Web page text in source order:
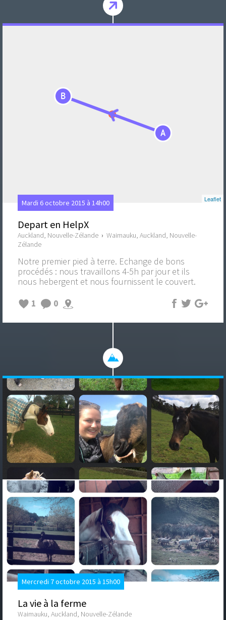
A
B
Leaflet
Mardi 6 octobre 2015 à 14h00
Depart en HelpX
Auckland, Nouvelle-Zélande › Waimauku, Auckland, Nouvelle-
Zélande
Notre premier pied à terre. Echange de bons
procédés : nous travaillons 4-5h par jour et ils
nous hebergent et nous fournissent le couvert.
1
0
Mercredi 7 octobre 2015 à 15h00
La vie à la ferme
Waimauku, Auckland, Nouvelle-Zélande